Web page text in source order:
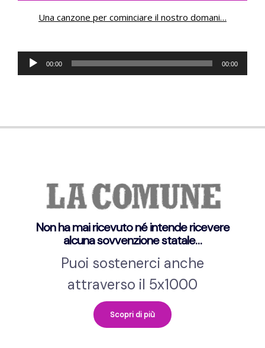
Una canzone per cominciare il nostro domani…
Audio
Player
00:00 00:00
Non ha mai ricevuto né intende ricevere
alcuna sovvenzione statale…
Puoi sostenerci anche
attraverso il 5x1000
Scopri di più